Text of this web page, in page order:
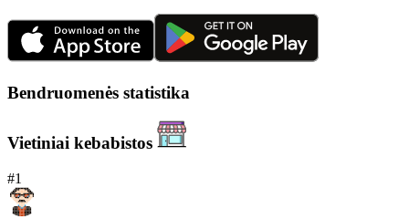
Bendruomenės statistika
Vietiniai kebabistos
#1